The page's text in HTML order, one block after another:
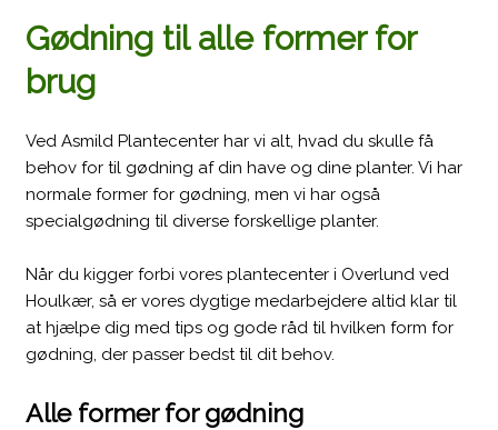
Gødning til alle former for
brug
​Ved Asmild Plantecenter har vi alt, hvad du skulle få
behov for til gødning af din have og dine planter. Vi har
normale former for gødning, men vi har også
specialgødning til diverse forskellige planter.
Når du kigger forbi vores plantecenter i Overlund ved
Houlkær, så er vores dygtige medarbejdere altid klar til
at hjælpe dig med tips og gode råd til hvilken form for
gødning, der passer bedst til dit behov.
Alle former for gødning